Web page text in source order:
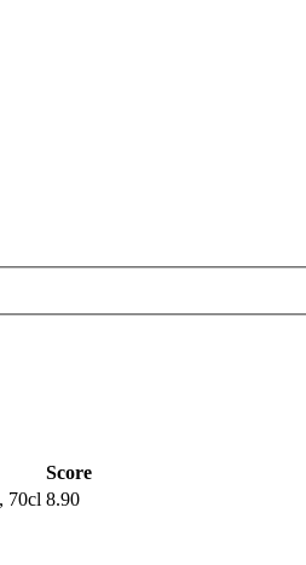
Score
70cl 8.90